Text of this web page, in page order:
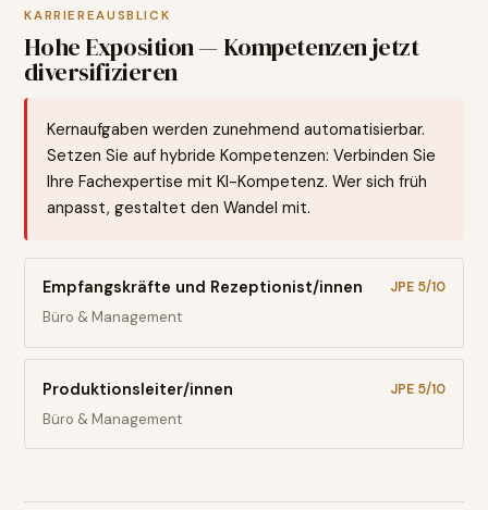
KARRIEREAUSBLICK
Hohe Exposition — Kompetenzen jetzt
diversifizieren
Kernaufgaben werden zunehmend automatisierbar.
Setzen Sie auf hybride Kompetenzen: Verbinden Sie
Ihre Fachexpertise mit KI-Kompetenz. Wer sich früh
anpasst, gestaltet den Wandel mit.
Empfangskräfte und Rezeptionist/innen JPE 5/10
Büro & Management
Produktionsleiter/innen JPE 5/10
Büro & Management